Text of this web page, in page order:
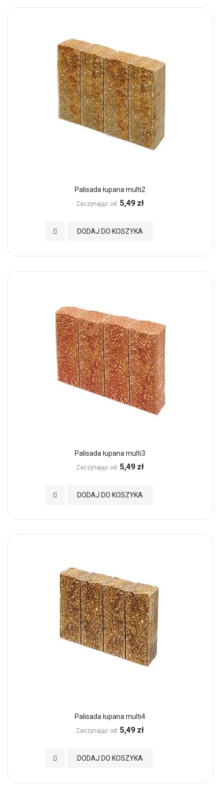
Palisada łupana multi2
Zaczynając od 5,49 zł
DODAJ DO KOSZYKA
Dodaj do Ulubionych
Palisada łupana multi3
Zaczynając od 5,49 zł
DODAJ DO KOSZYKA
Dodaj do Ulubionych
Palisada łupana multi4
Zaczynając od 5,49 zł
DODAJ DO KOSZYKA
Dodaj do Ulubionych